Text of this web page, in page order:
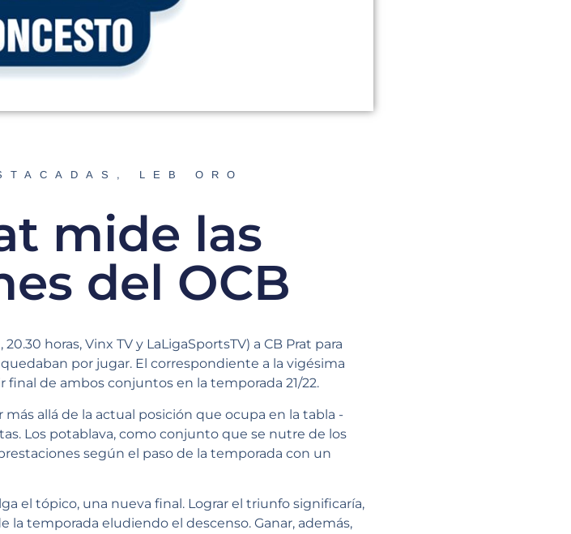
, LEB ORO
mide las
del OCB
horas, Vinx TV y LaLigaSportsTV) a CB Prat para
por jugar. El correspondiente a la vigésima
de ambos conjuntos en la temporada 21/22.
allá de la actual posición que ocupa en la tabla -
Los potablava, como conjunto que se nutre de los
según el paso de la temporada con un
el tópico, una nueva final. Lograr el triunfo significaría,
la temporada eludiendo el descenso. Ganar, además,